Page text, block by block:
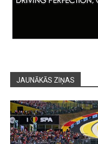
JAUNĀKĀS ZIŅAS